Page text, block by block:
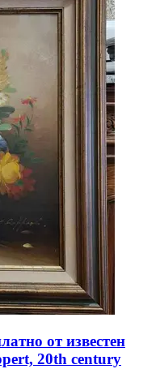
от известен
20th century